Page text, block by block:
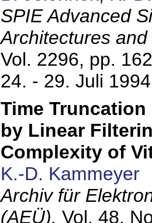
SPIE Advanced
Architectures
Vol. 2296, pp.
24. - 29. Juli 1994
Time
by Linear
Complexity of
K.-D. Kammeyer
Archiv für
(AEÜ), Vol. 48,